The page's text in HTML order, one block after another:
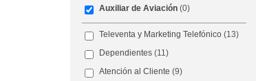
Auxiliar de Aviación (0)
Televenta y Marketing Telefónico (13)
Dependientes (11)
Atención al Cliente (9)